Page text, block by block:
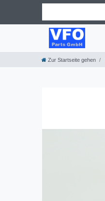
Zur Startseite gehen